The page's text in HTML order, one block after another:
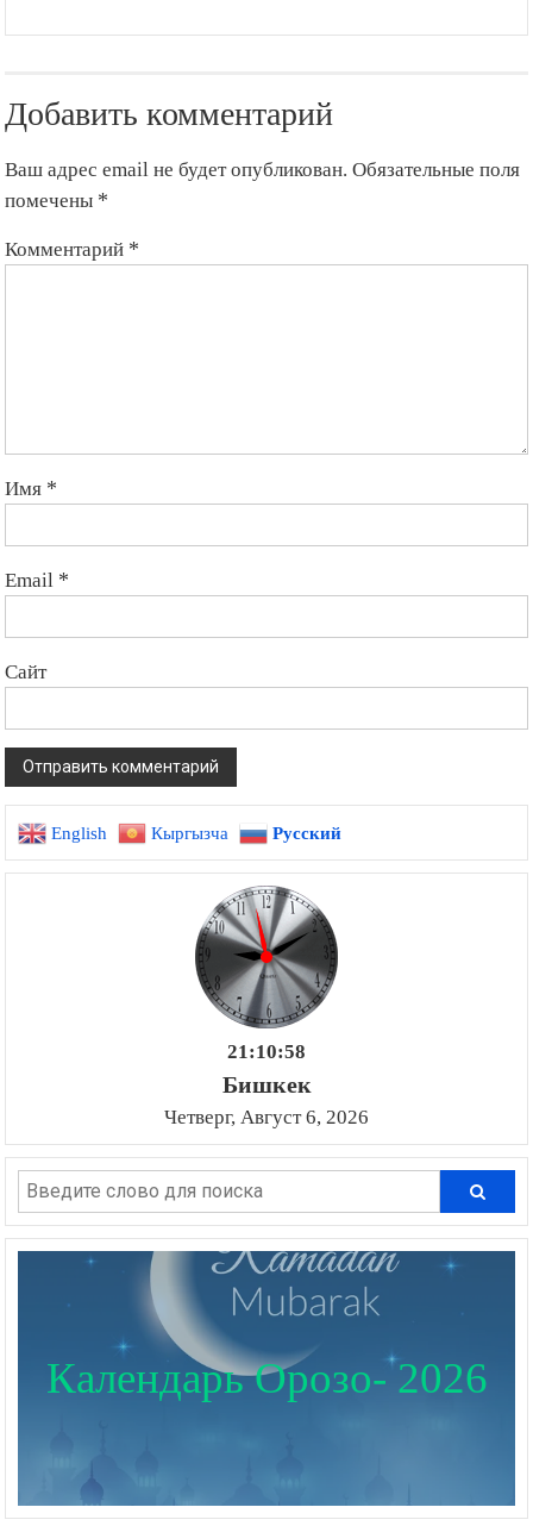
Добавить комментарий
Ваш адрес email не будет опубликован. Обязательные поля
помечены *
Комментарий *
Имя *
Email *
Сайт
English Кыргызча Русский
21:10:59
Бишкек
Четверг, Август 6, 2026
Календарь Орозо- 2026